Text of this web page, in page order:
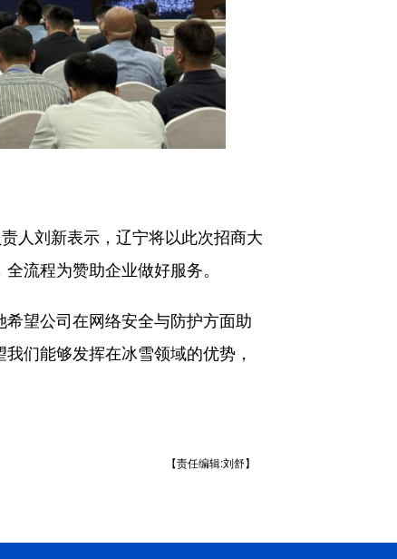
人刘新表示，辽宁将以此次招商大
流程为赞助企业做好服务。
望公司在网络安全与防护方面助
们能够发挥在冰雪领域的优势，
【责任编辑:刘舒】